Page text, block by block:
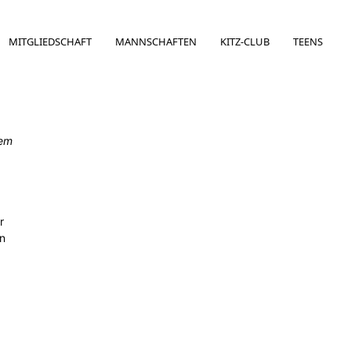
MITGLIEDSCHAFT MANNSCHAFTEN KITZ-CLUB TEENS